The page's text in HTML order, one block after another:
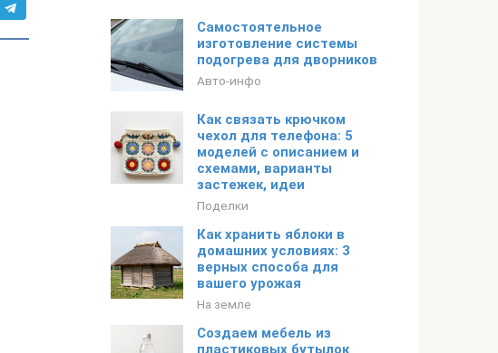
Самостоятельное
изготовление системы
подогрева для дворников
Авто-инфо
Как связать крючком
чехол для телефона: 5
моделей с описанием и
схемами, варианты
застежек, идеи
Поделки
Как хранить яблоки в
домашних условиях: 3
верных способа для
вашего урожая
На земле
Создаем мебель из
пластиковых бутылок